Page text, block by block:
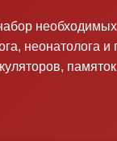
неонатолога и